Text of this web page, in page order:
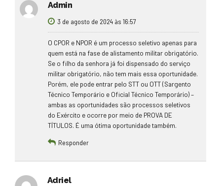
Admin
3 de agosto de 2024 às 16:57
O CPOR e NPOR é um processo seletivo apenas para
quem está na fase de alistamento militar obrigatório.
Se o filho da senhora já foi dispensado do serviço
militar obrigatório, não tem mais essa oportunidade.
Porém, ele pode entrar pelo STT ou OTT (Sargento
Técnico Temporário e Oficial Técnico Temporário) –
ambas as oportunidades são processos seletivos
do Exército e ocorre por meio de PROVA DE
TÍTULOS. É uma ótima oportunidade também.
Responder
Adriel